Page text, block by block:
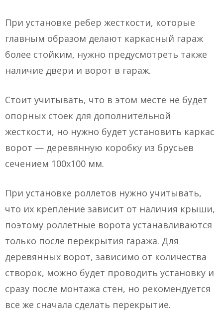
При установке ребер жесткости, которые
главным образом делают каркасный гараж
более стойким, нужно предусмотреть также
наличие двери и ворот в гараж.
Стоит учитывать, что в этом месте не будет
опорных стоек для дополнительной
жесткости, но нужно будет установить каркас
ворот — деревянную коробку из брусьев
сечением 100х100 мм.
При установке роллетов нужно учитывать,
что их крепление зависит от наличия крыши,
поэтому роллетные ворота устанавливаются
только после перекрытия гаража. Для
деревянных ворот, зависимо от количества
створок, можно будет проводить установку и
сразу после монтажа стен, но рекомендуется
все же сначала сделать перекрытие.